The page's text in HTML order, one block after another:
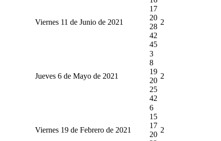
Viernes 11 de Junio de 2021
17
20
28
42
45
2
Jueves 6 de Mayo de 2021
3
8
19
20
25
42
2
Viernes 19 de Febrero de 2021
6
15
17
20
2